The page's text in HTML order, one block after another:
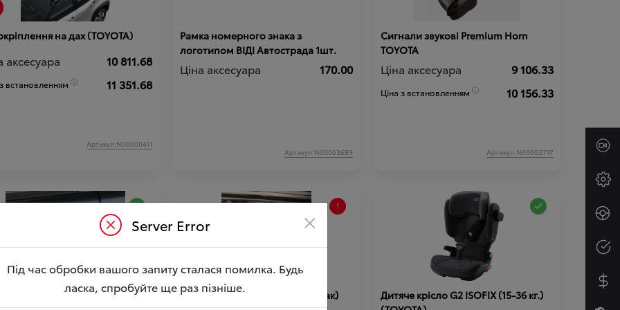
на дах (TOYOTA)
аксесуара 10 811.68
встановленням 11 351.68
Артикул:N00000411
Рамка номерного знака з
логотипом ВІДІ Автострада 1шт.
Ціна аксесуара 170.00
Артикул:N00003689
Сигнали звукові Premium Horn
TOYOTA
Ціна аксесуара 9 106.33
Ціна з встановленням 10 156.33
Артикул:N00003717
плівки на ручки дверей (к-
Накидка на задні сидіння (гамак)
Дитяче крісло G2 ISOFIX (15-36 кг.)
Server Error ×
Під час обробки вашого запиту сталася помилка. Будь
ласка, спробуйте ще раз пізніше.